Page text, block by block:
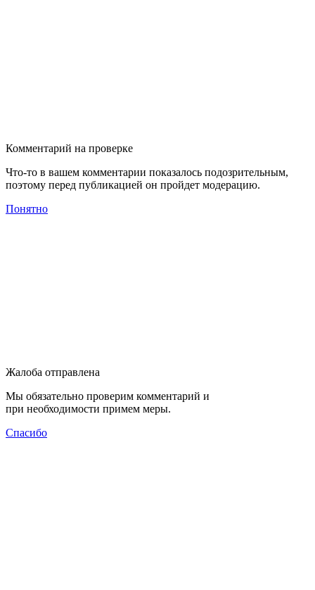
Комментарий на проверке
Что-то в вашем комментарии показалось подозрительным,
поэтому перед публикацией он пройдет модерацию.
Понятно
Жалоба отправлена
Мы обязательно проверим комментарий и
при необходимости примем меры.
Спасибо